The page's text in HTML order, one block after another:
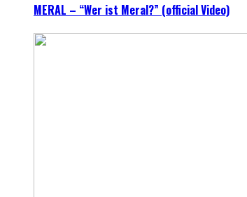
MERAL – “Wer ist Meral?” (official Video)